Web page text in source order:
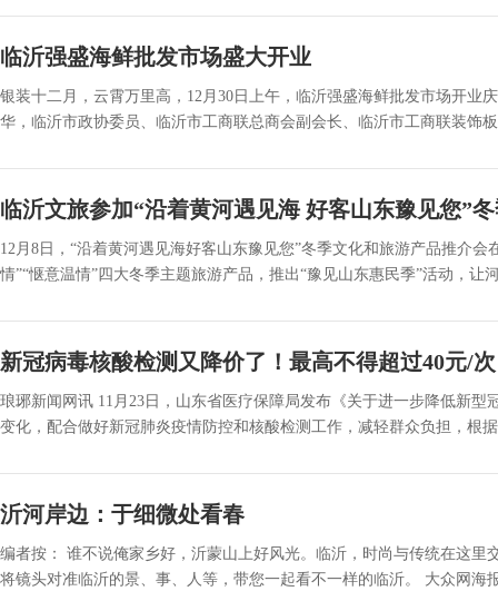
临沂强盛海鲜批发市场盛大开业
银装十二月，云霄万里高，12月30日上午，临沂强盛海鲜批发市场开业
华，临沂市政协委员、临沂市工商联总商会副会长、临沂市工商联装饰
临沂文旅参加“沿着黄河遇见海 好客山东豫见您”
12月8日，“沿着黄河遇见海好客山东豫见您”冬季文化和旅游产品推介
情”“惬意温情”四大冬季主题旅游产品，推出“豫见山东惠民季”活动，让
新冠病毒核酸检测又降价了！最高不得超过40元/次
琅琊新闻网讯 11月23日，山东省医疗保障局发布《关于进一步降低新
变化，配合做好新冠肺炎疫情防控和核酸检测工作，减轻群众负担，根
沂河岸边：于细微处看春
编者按： 谁不说俺家乡好，沂蒙山上好风光。临沂，时尚与传统在这
将镜头对准临沂的景、事、人等，带您一起看不一样的临沂。 大众网海